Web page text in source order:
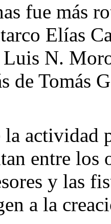
fue más
Elías
Luis N.
de Tomás
la actividad
entre los
y las
a la